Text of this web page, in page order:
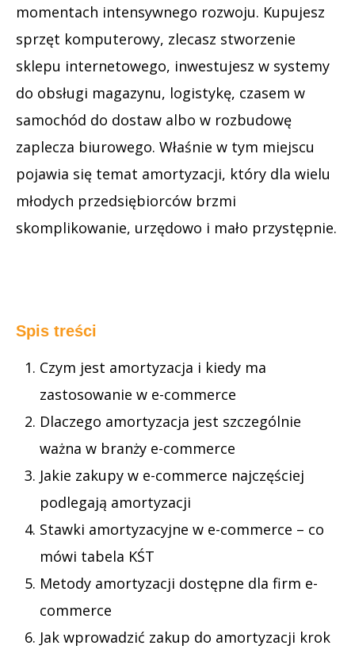
momentach intensywnego rozwoju. Kupujesz
sprzęt komputerowy, zlecasz stworzenie
sklepu internetowego, inwestujesz w systemy
do obsługi magazynu, logistykę, czasem w
samochód do dostaw albo w rozbudowę
zaplecza biurowego. Właśnie w tym miejscu
pojawia się temat amortyzacji, który dla wielu
młodych przedsiębiorców brzmi
skomplikowanie, urzędowo i mało przystępnie.
Spis treści
Czym jest amortyzacja i kiedy ma
zastosowanie w e-commerce
Dlaczego amortyzacja jest szczególnie
ważna w branży e-commerce
Jakie zakupy w e-commerce najczęściej
podlegają amortyzacji
Stawki amortyzacyjne w e-commerce – co
mówi tabela KŚT
Metody amortyzacji dostępne dla firm e-
commerce
Jak wprowadzić zakup do amortyzacji krok